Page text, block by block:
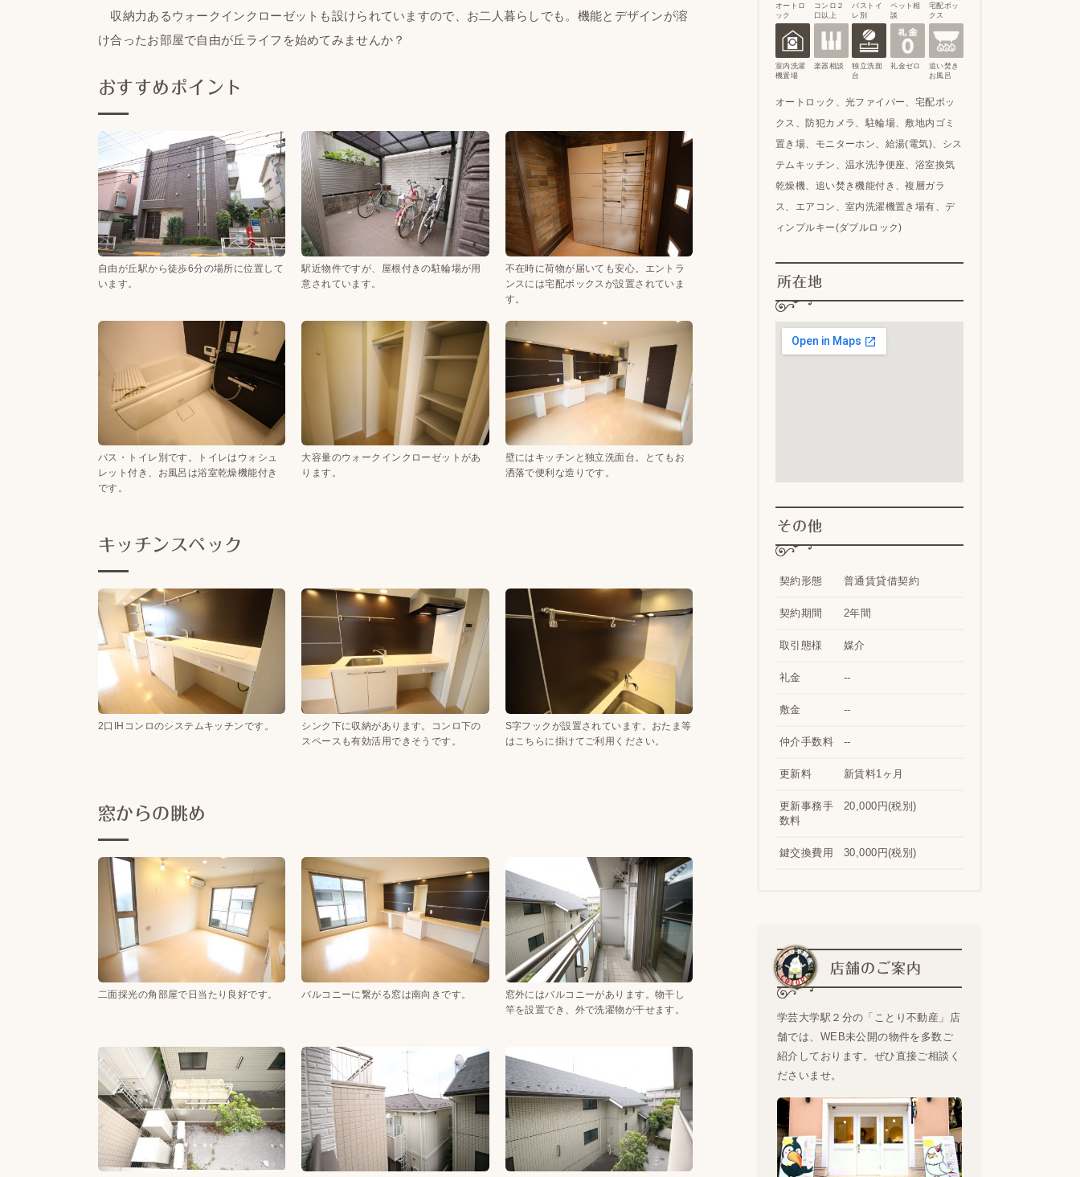
収納力あるウォークインクローゼットも設けられていますので、お二人暮らしでも。機能とデザインが溶
け合ったお部屋で自由が丘ライフを始めてみませんか？
おすすめポイント
自由が丘駅から徒歩6分の場所に位置して
います。
駅近物件ですが、屋根付きの駐輪場が用
意されています。
不在時に荷物が届いても安心。エントラ
ンスには宅配ボックスが設置されていま
す。
バス・トイレ別です。トイレはウォシュ
レット付き、お風呂は浴室乾燥機能付き
です。
大容量のウォークインクローゼットがあ
ります。
壁にはキッチンと独立洗面台。とてもお
洒落で便利な造りです。
キッチンスペック
2口IHコンロのシステムキッチンです。
シンク下に収納があります。コンロ下の
スペースも有効活用できそうです。
S字フックが設置されています。おたま等
はこちらに掛けてご利用ください。
窓からの眺め
二面採光の角部屋で日当たり良好です。 バルコニーに繋がる窓は南向きです。
窓外にはバルコニーがあります。物干し
竿を設置でき、外で洗濯物が干せます。
オートロ
ック
コンロ２
口以上
バストイ
レ別
ペット相
談
宅配ボッ
クス
室内洗濯
機置場
楽器相談
独立洗面
台
礼金ゼロ
追い焚き
お風呂
オートロック、光ファイバー、宅配ボッ
クス、防犯カメラ、駐輪場、敷地内ゴミ
置き場、モニターホン、給湯(電気)、シス
テムキッチン、温水洗浄便座、浴室換気
乾燥機、追い焚き機能付き、複層ガラ
ス、エアコン、室内洗濯機置き場有、デ
ィンプルキー(ダブルロック)
所在地
その他
契約形態 普通賃貸借契約
契約期間 2年間
取引態様 媒介
礼金 --
敷金 --
仲介手数料 --
更新料 新賃料1ヶ月
更新事務手
数料
20,000円(税別)
鍵交換費用 30,000円(税別)
店舗のご案内
学芸大学駅２分の「ことり不動産」店
舗では、WEB未公開の物件を多数ご
紹介しております。ぜひ直接ご相談く
ださいませ。